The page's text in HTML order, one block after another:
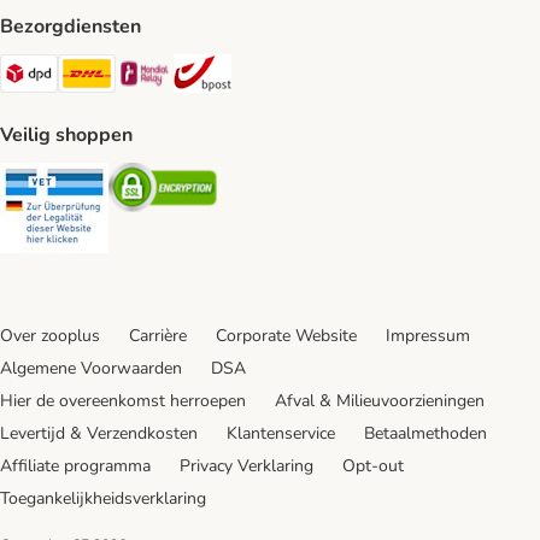
Bezorgdiensten
Dpd Shipping Method
DHL Shipping Method
Mondial Relay Shipping Method
Veilig shoppen
Security Security
Over zooplus Carrière Corporate Website
Impressum
Algemene Voorwaarden
DSA
Hier de overeenkomst herroepen
Afval & Milieuvoorzieningen
Levertijd & Verzendkosten
Klantenservice
Betaalmethoden
Affiliate programma
Privacy Verklaring
Opt-out
Toegankelijkheidsverklaring